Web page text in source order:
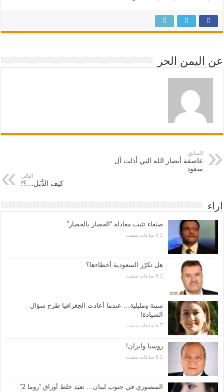
عن اليمن الحر
السابق
عاصفة أنصار الله التي أذلت آل
سعود
التالي
كيف الدَّبَل…؟!
اراء
صنعاء تثبت معادلة “الحصار بالحصار”
هل تكرّر السعودية أخطاءها؟
سبتة ومليلية… عندما أعادت الجغرافيا طرح سؤال
السيادة!
روسيا وايران!
المنصوري في جنوب لبنان… تعيد خلط أوراق “روما 2”